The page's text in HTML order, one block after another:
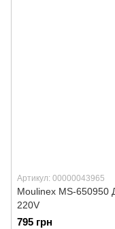
Артикул: 00000043965
Moulinex MS-650950
220V
795 грн